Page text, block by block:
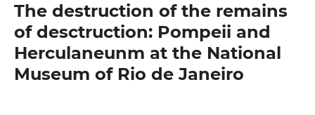
The destruction of the remains
of desctruction: Pompeii and
Herculaneunm at the National
Museum of Rio de Janeiro